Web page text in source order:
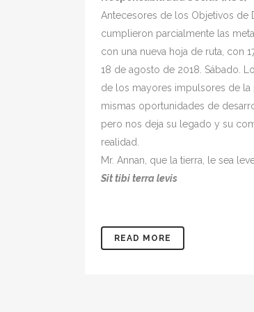
Antecesores de los Objetivos de
cumplieron parcialmente las
con una nueva hoja de ruta, con
18 de agosto de 2018. Sábado.
de los mayores impulsores de
mismas oportunidades de
pero nos deja su legado y su
realidad.
Mr. Annan, que la tierra, le sea
Sit tibi terra levis
READ MORE